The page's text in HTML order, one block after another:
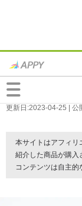
歯並びがガ
かかる費用
更新日:2023-04-25 | 公
本サイトはアフィリ
紹介した商品が購入
コンテンツは自主的